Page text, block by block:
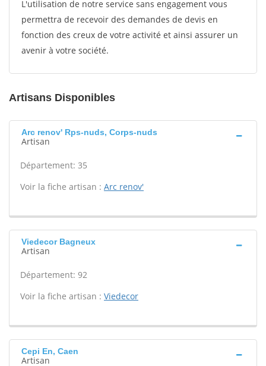
L'utilisation de notre service sans engagement vous
permettra de recevoir des demandes de devis en
fonction des creux de votre activité et ainsi assurer un
avenir à votre société.
Artisans Disponibles
Arc renov' Rps-nuds, Corps-nuds
Artisan
Département: 35
Voir la fiche artisan : Arc renov'
Viedecor Bagneux
Artisan
Département: 92
Voir la fiche artisan : Viedecor
Cepi En, Caen
Artisan